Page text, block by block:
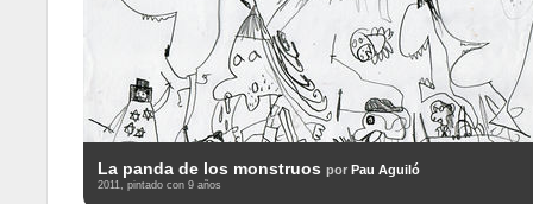
La panda de los monstruos por Pau Aguiló
2011, pintado con 9 años